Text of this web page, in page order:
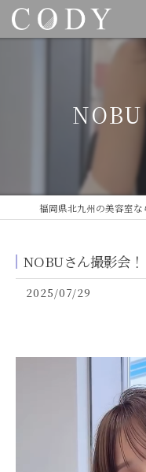
NOBU
NOBUさん撮影会！
2025/07/29